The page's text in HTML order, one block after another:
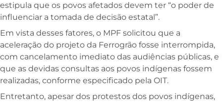
estipula que os povos afetados devem ter “o poder de
influenciar a tomada de decisão estatal”.
Em vista desses fatores, o MPF solicitou que a
aceleração do projeto da Ferrogrão fosse interrompida,
com cancelamento imediato das audiências públicas, e
que as devidas consultas aos povos indígenas fossem
realizadas, conforme especificado pela OIT.
Entretanto, apesar dos protestos dos povos indígenas,